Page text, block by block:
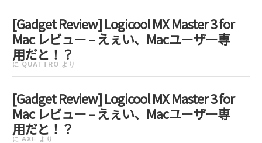
[Gadget Review] Logicool MX Master 3 for
Mac レビュー – えぇい、Macユーザー専
用だと！？
に QUATTRO より
[Gadget Review] Logicool MX Master 3 for
Mac レビュー – えぇい、Macユーザー専
用だと！？
に AXE より